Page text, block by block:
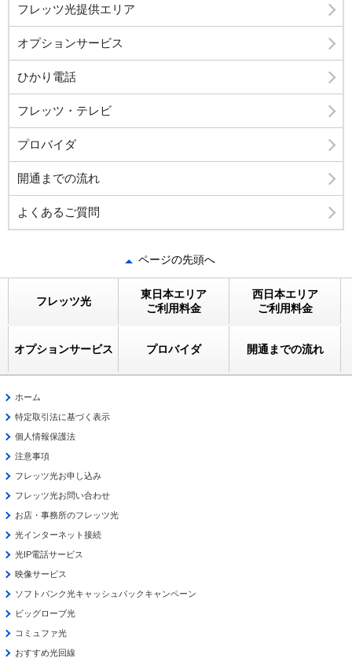
フレッツ光提供エリア
オプションサービス
ひかり電話
フレッツ・テレビ
プロバイダ
開通までの流れ
よくあるご質問
ページの先頭へ
フレッツ光
東日本エリア
ご利用料金
西日本エリア
ご利用料金
オプションサービス プロバイダ 開通までの流れ
ホーム
特定取引法に基づく表示
個人情報保護法
注意事項
フレッツ光お申し込み
フレッツ光お問い合わせ
お店・事務所のフレッツ光
光インターネット接続
光IP電話サービス
映像サービス
ソフトバンク光キャッシュバックキャンペーン
ビッグローブ光
コミュファ光
おすすめ光回線